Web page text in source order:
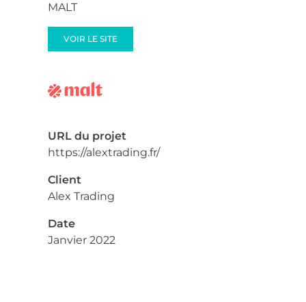
MALT
VOIR LE SITE
URL du projet
https://alextrading.fr/
Client
Alex Trading
Date
Janvier 2022